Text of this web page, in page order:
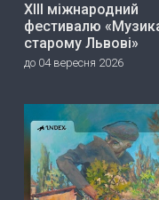
ХІІІ міжнародний
фестивалю
старому Львові»
до 04 вересня 2026